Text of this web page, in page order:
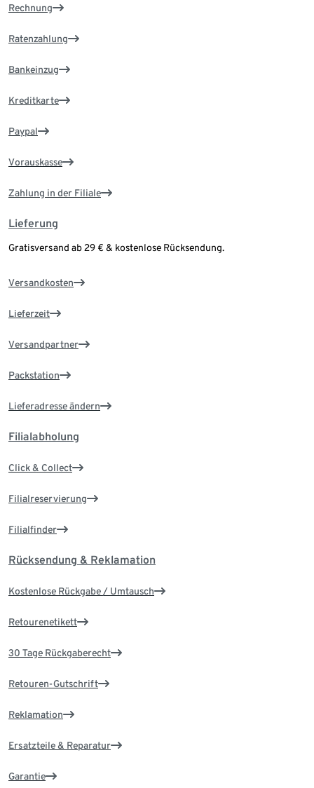
Rechnung
Ratenzahlung
Bankeinzug
Kreditkarte
Paypal
Vorauskasse
Zahlung in der Filiale
Lieferung
Gratisversand ab 29 € & kostenlose Rücksendung.
Versandkosten
Lieferzeit
Versandpartner
Packstation
Lieferadresse ändern
Filialabholung
Click & Collect
Filialreservierung
Filialfinder
Rücksendung & Reklamation
Kostenlose Rückgabe / Umtausch
Retourenetikett
30 Tage Rückgaberecht
Retouren-Gutschrift
Reklamation
Ersatzteile & Reparatur
Garantie